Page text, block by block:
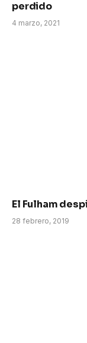
perdido
4 marzo, 2021
El Fulham
28 febrero, 2019